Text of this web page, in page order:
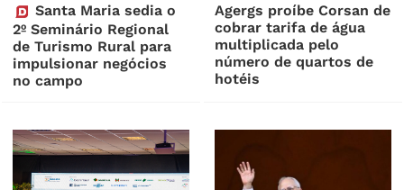
Santa Maria sedia o
2º Seminário Regional
de Turismo Rural para
impulsionar negócios
no campo
Agergs proíbe Corsan de
cobrar tarifa de água
multiplicada pelo
número de quartos de
hotéis